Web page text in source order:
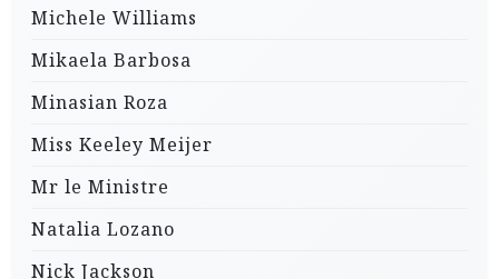
Michele Williams
Mikaela Barbosa
Minasian Roza
Miss Keeley Meijer
Mr le Ministre
Natalia Lozano
Nick Jackson